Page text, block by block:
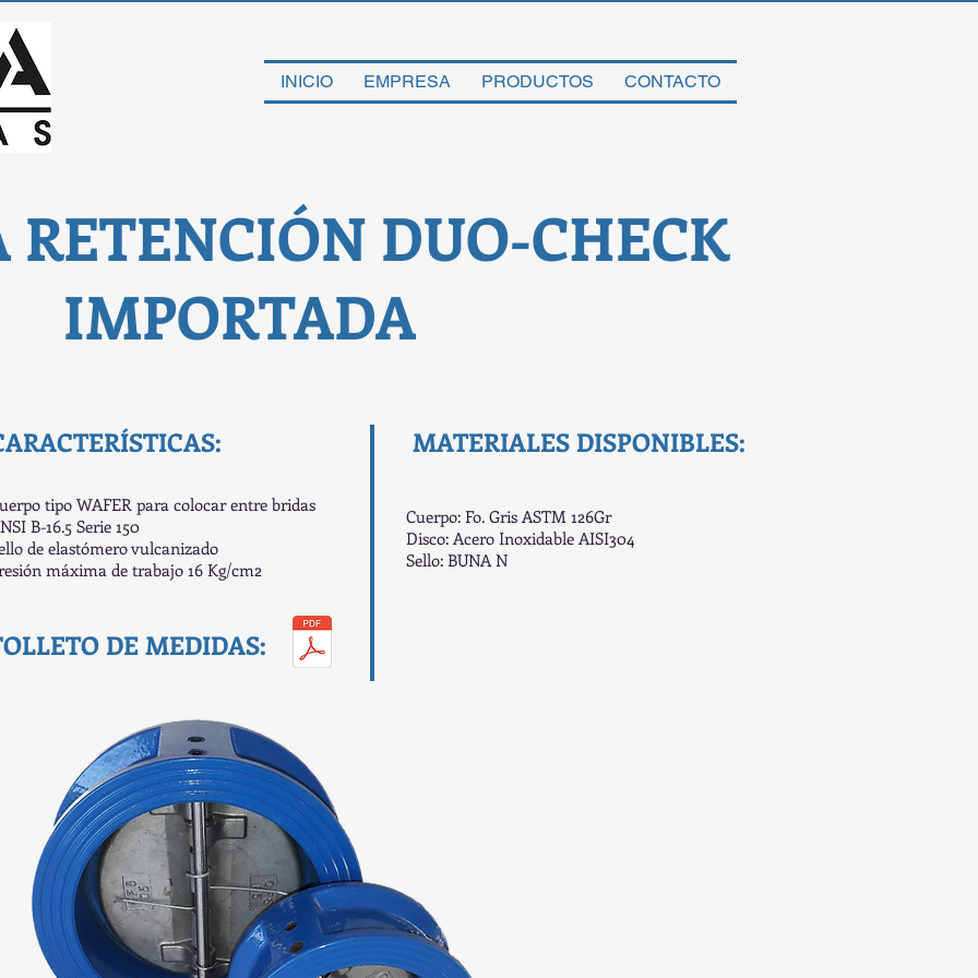
INICIO EMPRESA PRODUCTOS CONTACTO
RETENCIÓN DUO-CHECK
IMPORTADA
tipo WAFER para colocar entre bridas
B-16.5 Serie 150
de elastómero vulcanizado
máxima de trabajo 16 Kg/cm2
DE MEDIDAS:
MATERIALES DISPONIBLES:
Cuerpo: Fo. Gris ASTM 126Gr
Disco: Acero Inoxidable AISI304
Sello: BUNA N